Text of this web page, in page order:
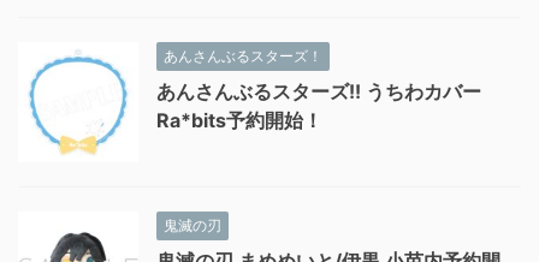
あんさんぶるスターズ！
あんさんぶるスターズ!! うちわカバー
Ra*bits予約開始！
鬼滅の刃